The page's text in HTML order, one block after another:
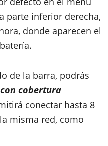
parte inferior derecha,
donde aparecen el
de la barra, podrás
cobertura
conectar hasta 8
misma red, como